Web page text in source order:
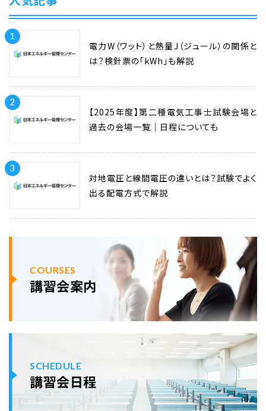
1
電力W（ワット）と熱量J（ジュール）の関係と
は？検針票の「kWh」も解説
2
【2025年度】第二種電気工事士試験会場と
過去の会場一覧｜日程についても
3
対地電圧と線間電圧の違いとは？試験でよく
出る配電方式で解説
COURSES
講習会案内
SCHEDULE
講習会日程